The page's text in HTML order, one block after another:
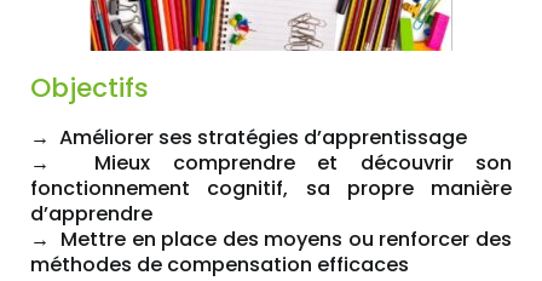
Objectifs
→ Améliorer ses stratégies d’apprentissage
→ Mieux comprendre et découvrir son
fonctionnement cognitif, sa propre manière
d’apprendre
→ Mettre en place des moyens ou renforcer des
méthodes de compensation efficaces